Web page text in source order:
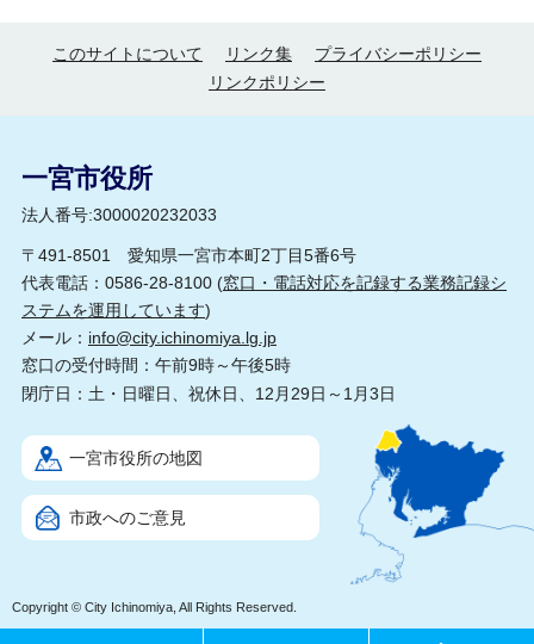
このサイトについて リンク集
プライバシーポリシー
リンクポリシー
一宮市役所
法人番号:3000020232033
〒491-8501 愛知県一宮市本町2丁目5番6号
代表電話：0586-28-8100 (窓口・電話対応を記録する業務記録シ
ステムを運用しています)
メール： info@city.ichinomiya.lg.jp
窓口の受付時間：午前9時～午後5時
閉庁日：土・日曜日、祝休日、12月29日～1月3日
一宮市役所の地図
市政へのご意見
Copyright © City Ichinomiya, All Rights Reserved.